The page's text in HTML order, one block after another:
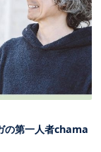
の第一人者chama